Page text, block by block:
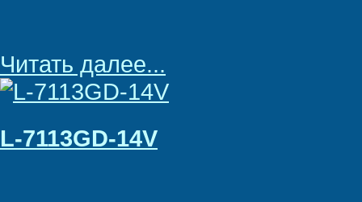
Читать далее...
L-7113GD-14V